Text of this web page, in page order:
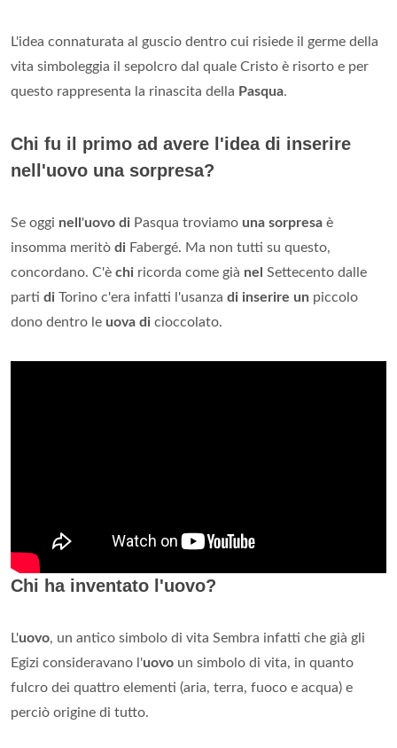
L'idea connaturata al guscio dentro cui risiede il germe della
vita simboleggia il sepolcro dal quale Cristo è risorto e per
questo rappresenta la rinascita della Pasqua.
Chi fu il primo ad avere l'idea di inserire
nell'uovo una sorpresa?
Se oggi nell 'uovo di Pasqua troviamo una sorpresa è
insomma meritò di Fabergé. Ma non tutti su questo,
concordano. C'è chi ricorda come già nel Settecento dalle
parti di Torino c'era infatti l'usanza di inserire un piccolo
dono dentro le uova di cioccolato.
Chi ha inventato l'uovo?
L'uovo, un antico simbolo di vita Sembra infatti che già gli
Egizi consideravano l'uovo un simbolo di vita, in quanto
fulcro dei quattro elementi (aria, terra, fuoco e acqua) e
perciò origine di tutto.